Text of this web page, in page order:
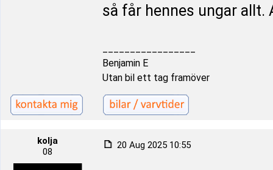
så får hennes ungar
Benjamin E
Utan bil ett tag framöver
kolja
08
20 Aug 2025 10:55